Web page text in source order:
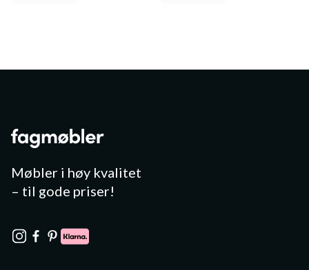
Møbler i høy kvalitet
– til gode priser!